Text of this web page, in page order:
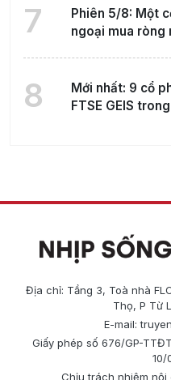
7
Phiên 5/8: Một
ngoại mua ròng
8
Mới nhất: 9 cổ
FTSE GEIS
Địa chỉ: Tầng 3, Toà nhà
Thọ, P Từ
E-mail:
Giấy phép số 676/GP-
10/
Chịu trách nhiệm nội